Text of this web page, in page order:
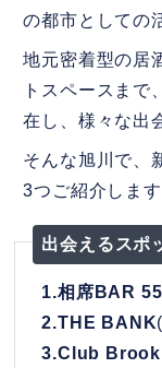
の都市としての
地元密着型の居
トスペースまで
在し、様々な出
そんな旭川で、
3つご紹介します
出会えるスポ
1.相席BAR
2.THE BANK
3.Club